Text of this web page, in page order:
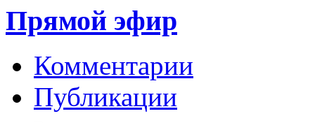
Прямой эфир
Комментарии
Публикации